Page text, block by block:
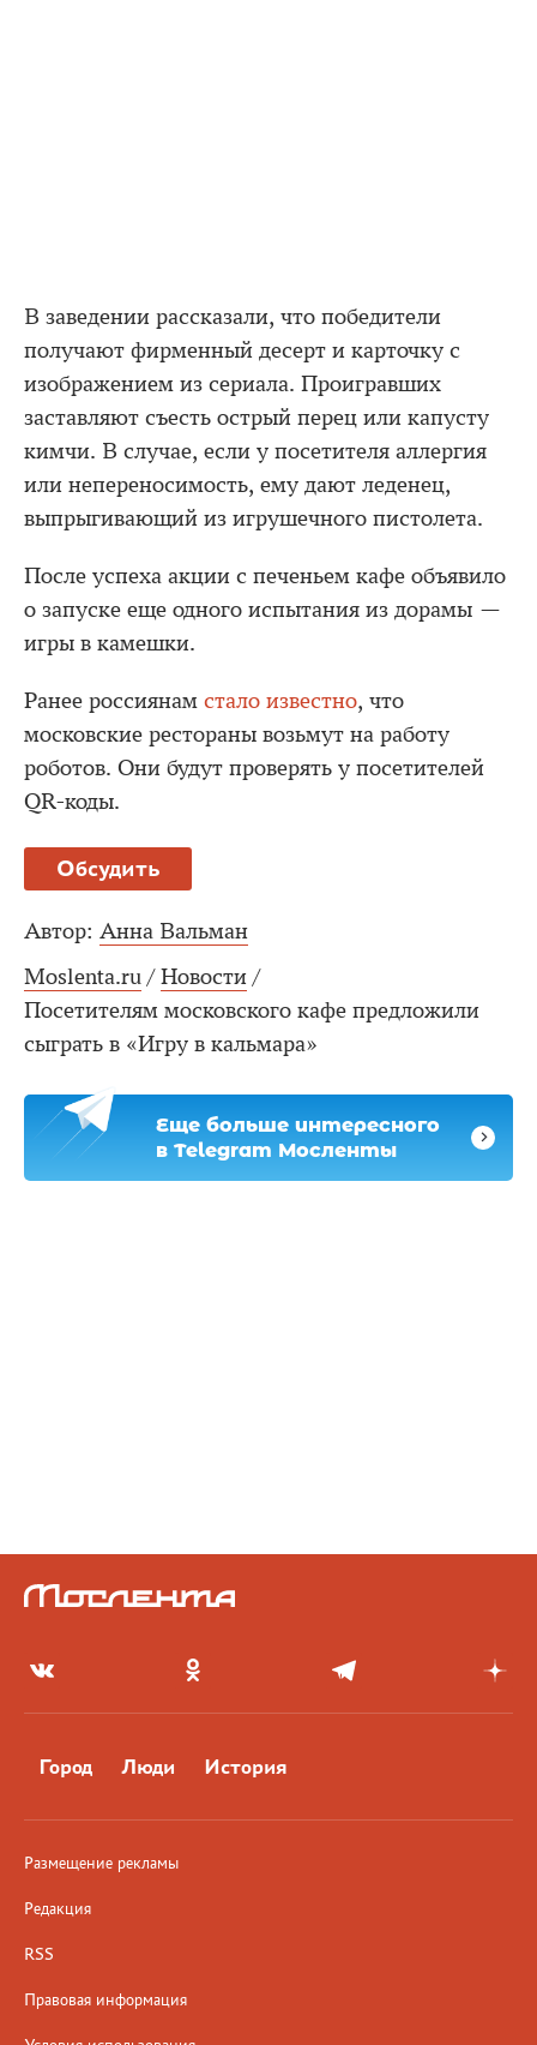
В заведении рассказали, что победители
получают фирменный десерт и карточку с
изображением из сериала. Проигравших
заставляют съесть острый перец или капусту
кимчи. В случае, если у посетителя аллергия
или непереносимость, ему дают леденец,
выпрыгивающий из игрушечного пистолета.
После успеха акции с печеньем кафе объявило
о запуске еще одного испытания из дорамы —
игры в камешки.
Ранее россиянам стало известно, что
московские рестораны возьмут на работу
роботов. Они будут проверять у посетителей
QR-коды.
Обсудить
Автор: Анна Вальман
Moslenta.ru / Новости /
Посетителям московского кафе предложили
сыграть в «Игру в кальмара»
Еще больше интересного
в Telegram Мосленты
Город Люди История
Размещение рекламы
Редакция
RSS
Правовая информация